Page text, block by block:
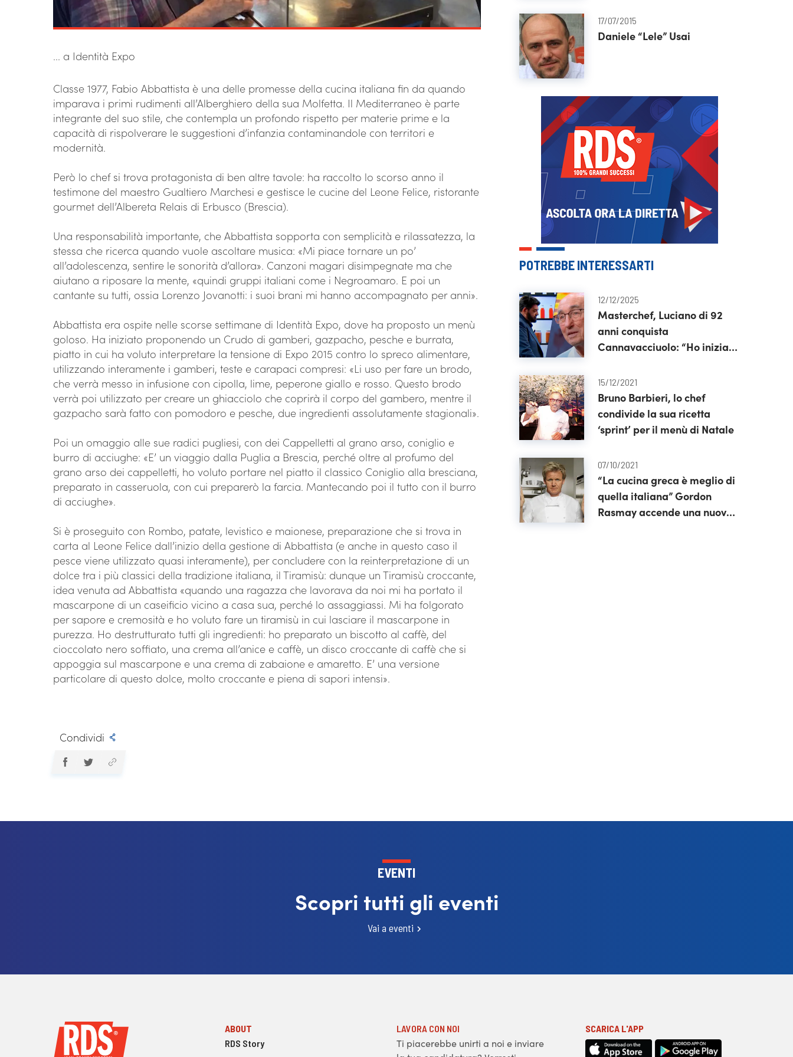
... a Identità Expo
Classe 1977, Fabio Abbattista è una delle promesse della cucina italiana fin da quando
imparava i primi rudimenti all’Alberghiero della sua Molfetta. Il Mediterraneo è parte
integrante del suo stile, che contempla un profondo rispetto per materie prime e la
capacità di rispolverare le suggestioni d’infanzia contaminandole con territori e
modernità.
Però lo chef si trova protagonista di ben altre tavole: ha raccolto lo scorso anno il
testimone del maestro Gualtiero Marchesi e gestisce le cucine del Leone Felice, ristorante
gourmet dell’Albereta Relais di Erbusco (Brescia).
Una responsabilità importante, che Abbattista sopporta con semplicità e rilassatezza, la
stessa che ricerca quando vuole ascoltare musica: «Mi piace tornare un po’
all’adolescenza, sentire le sonorità d’allora». Canzoni magari disimpegnate ma che
aiutano a riposare la mente, «quindi gruppi italiani come i Negroamaro. E poi un
cantante su tutti, ossia Lorenzo Jovanotti: i suoi brani mi hanno accompagnato per anni».
Abbattista era ospite nelle scorse settimane di Identità Expo, dove ha proposto un menù
goloso. Ha iniziato proponendo un Crudo di gamberi, gazpacho, pesche e burrata,
piatto in cui ha voluto interpretare la tensione di Expo 2015 contro lo spreco alimentare,
utilizzando interamente i gamberi, teste e carapaci compresi: «Li uso per fare un brodo,
che verrà messo in infusione con cipolla, lime, peperone giallo e rosso. Questo brodo
verrà poi utilizzato per creare un ghiacciolo che coprirà il corpo del gambero, mentre il
gazpacho sarà fatto con pomodoro e pesche, due ingredienti assolutamente stagionali».
Poi un omaggio alle sue radici pugliesi, con dei Cappelletti al grano arso, coniglio e
burro di acciughe: «E’ un viaggio dalla Puglia a Brescia, perché oltre al profumo del
grano arso dei cappelletti, ho voluto portare nel piatto il classico Coniglio alla bresciana,
preparato in casseruola, con cui preparerò la farcia. Mantecando poi il tutto con il burro
di acciughe».
Si è proseguito con Rombo, patate, levistico e maionese, preparazione che si trova in
carta al Leone Felice dall’inizio della gestione di Abbattista (e anche in questo caso il
pesce viene utilizzato quasi interamente), per concludere con la reinterpretazione di un
dolce tra i più classici della tradizione italiana, il Tiramisù: dunque un Tiramisù croccante,
idea venuta ad Abbattista «quando una ragazza che lavorava da noi mi ha portato il
mascarpone di un caseificio vicino a casa sua, perché lo assaggiassi. Mi ha folgorato
per sapore e cremosità e ho voluto fare un tiramisù in cui lasciare il mascarpone in
purezza. Ho destrutturato tutti gli ingredienti: ho preparato un biscotto al caffè, del
cioccolato nero soffiato, una crema all’anice e caffè, un disco croccante di caffè che si
appoggia sul mascarpone e una crema di zabaione e amaretto. E’ una versione
particolare di questo dolce, molto croccante e piena di sapori intensi».
Condividi
17/07/2015
Daniele “Lele” Usai
POTREBBE INTERESSARTI
12/12/2025
Masterchef, Luciano di 92
anni conquista
Cannavacciuolo: “Ho iniziato
moglie”
15/12/2021
Bruno Barbieri, lo chef
condivide la sua ricetta
‘sprint’ per il menù di Natale
07/10/2021
“La cucina greca è meglio di
quella italiana” Gordon
Rasmay accende una nuova
EVENTI
Scopri tutti gli eventi
Vai a eventi
ABOUT
RDS Story
LAVORA CON NOI
Ti piacerebbe unirti a noi e inviare
SCARICA L'APP